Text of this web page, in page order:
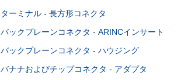
ターミナル - 長方形コネクタ
バックプレーンコネクタ - ARINCインサート
バックプレーンコネクタ - ハウジング
バナナおよびチップコネクタ - アダプタ